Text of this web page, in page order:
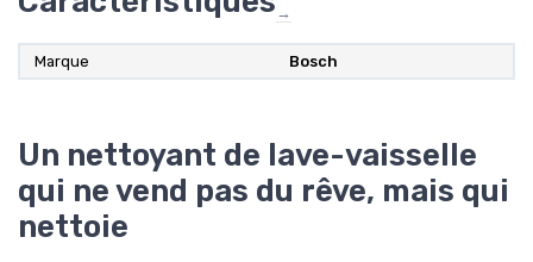
→
Marque Bosch
Un nettoyant de lave-vaisselle
qui ne vend pas du rêve, mais qui
nettoie